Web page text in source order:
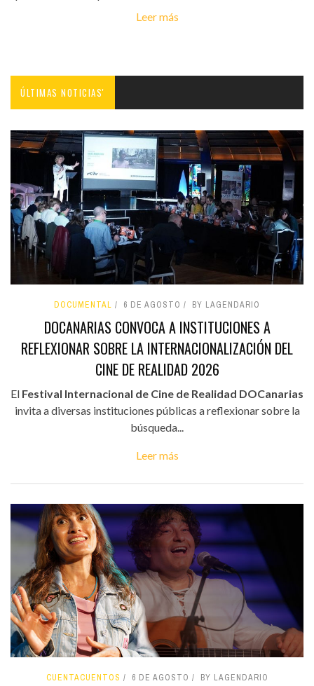
Leer más
ÚLTIMAS NOTICIAS'
DOCUMENTAL 6 DE AGOSTO BY LAGENDARIO
DOCANARIAS CONVOCA A INSTITUCIONES A
REFLEXIONAR SOBRE LA INTERNACIONALIZACIÓN DEL
CINE DE REALIDAD 2026
El Festival Internacional de Cine de Realidad DOCanarias
invita a diversas instituciones públicas a reflexionar sobre la
búsqueda...
Leer más
CUENTACUENTOS 6 DE AGOSTO BY LAGENDARIO